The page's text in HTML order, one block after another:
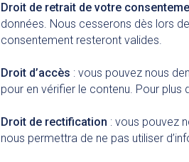
Droit de retrait de votre
données. Nous cesserons dès lors
consentement resteront valides.
Droit d’accès : vous pouvez nous
pour en vérifier le contenu. Pour plus
Droit de rectification : vous pouvez
nous permettra de ne pas utiliser